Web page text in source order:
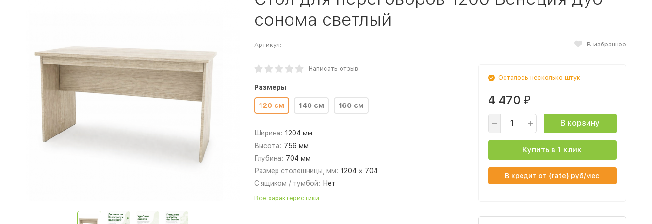
сонома светлый
Артикул: В избранное
Написать отзыв
Размеры
120 см 140 см 160 см
Ширина: 1204 мм
Высота: 756 мм
Глубина: 704 мм
Размер столешницы, мм: 1204 × 704
С ящиком / тумбой: Нет
Все характеристики
Осталось несколько штук
4 470 ₽
В корзину
Купить в 1 клик
В кредит от {rate} руб/мес